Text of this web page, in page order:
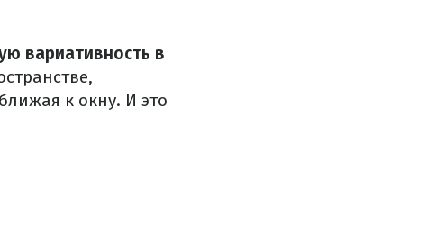
вариативность в
к окну. И это